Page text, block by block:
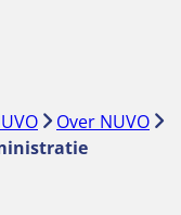
Over NUVO